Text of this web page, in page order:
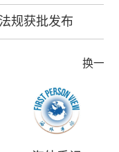
规获批发布
换一批